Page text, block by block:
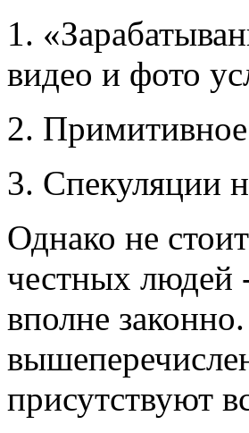
1.
видео и фото
2.
3. Спекуляции
Однако не
честных
вполне
присутствуют